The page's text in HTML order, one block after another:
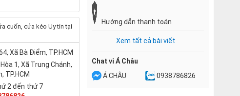
cuốn, cửa kéo Uy tín tại
Xã Bà Điểm, TP.HCM
1, Xã Trung Chánh,
TP.HCM
2 đến thứ 7
Hướng dẫn thanh toán
Xem tất cả bài viết
Chat vi Á Châu
Á CHÂU
0938786826